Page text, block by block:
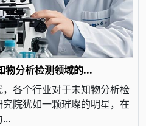
物分析检测领域的...
各个行业对于未知物分析检
院犹如一颗璀璨的明星，在